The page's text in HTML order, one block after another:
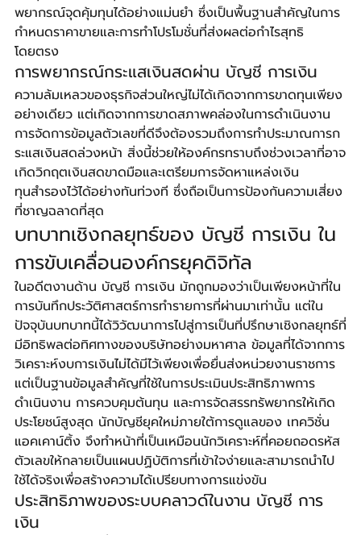
พยากรณ์จุดคุ้มทุนได้อย่างแม่นยำ ซึ่งเป็นพื้นฐานสำคัญในการ
กำหนดราคาขายและการทำโปรโมชั่นที่ส่งผลต่อกำไรสุทธิ
โดยตรง
การพยากรณ์กระแสเงินสดผ่าน บัญชี การเงิน
ความล้มเหลวของธุรกิจส่วนใหญ่ไม่ได้เกิดจากการขาดทุนเพียง
อย่างเดียว แต่เกิดจากการขาดสภาพคล่องในการดำเนินงาน
การจัดการข้อมูลตัวเลขที่ดีจึงต้องรวมถึงการทำประมาณการก
ระแสเงินสดล่วงหน้า สิ่งนี้ช่วยให้องค์กรทราบถึงช่วงเวลาที่อาจ
เกิดวิกฤตเงินสดขาดมือและเตรียมการจัดหาแหล่งเงิน
ทุนสำรองไว้ได้อย่างทันท่วงที ซึ่งถือเป็นการป้องกันความเสี่ยง
ที่ชาญฉลาดที่สุด
บทบาทเชิงกลยุทธ์ของ บัญชี การเงิน ใน
การขับเคลื่อนองค์กรยุคดิจิทัล
ในอดีตงานด้าน บัญชี การเงิน มักถูกมองว่าเป็นเพียงหน้าที่ใน
การบันทึกประวัติศาสตร์การทำรายการที่ผ่านมาเท่านั้น แต่ใน
ปัจจุบันบทบาทนี้ได้วิวัฒนาการไปสู่การเป็นที่ปรึกษาเชิงกลยุทธ์ที่
มีอิทธิพลต่อทิศทางของบริษัทอย่างมหาศาล ข้อมูลที่ได้จากการ
วิเคราะห์งบการเงินไม่ได้มีไว้เพียงเพื่อยื่นส่งหน่วยงานราชการ
แต่เป็นฐานข้อมูลสำคัญที่ใช้ในการประเมินประสิทธิภาพการ
ดำเนินงาน การควบคุมต้นทุน และการจัดสรรทรัพยากรให้เกิด
ประโยชน์สูงสุด นักบัญชียุคใหม่ภายใต้การดูแลของ เทควิชั่น
แอคเคาน์ติ้ง จึงทำหน้าที่เป็นเหมือนนักวิเคราะห์ที่คอยถอดรหัส
ตัวเลขให้กลายเป็นแผนปฏิบัติการที่เข้าใจง่ายและสามารถนำไป
ใช้ได้จริงเพื่อสร้างความได้เปรียบทางการแข่งขัน
ประสิทธิภาพของระบบคลาวด์ในงาน บัญชี การ
เงิน